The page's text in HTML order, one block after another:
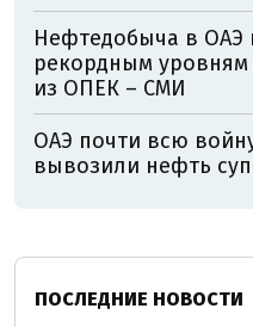
Нефтедобыча в ОАЭ
рекордным
из ОПЕК – СМИ
ОАЭ почти всю
вывозили нефть
ПОСЛЕДНИЕ НОВОСТИ